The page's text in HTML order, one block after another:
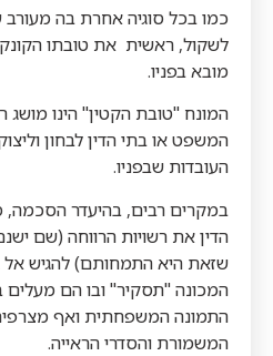
כמו בכל סוגיה אחרת בה מעורב
לשקול, ראשית את טובתו
מובא בפניו.
המונח "טובת הקטין" הינו
המשפט או בתי הדין לבחון
העובדות שבפניו.
במקרים רבים, בהיעדר
הדין את רשויות הרווחה (שם
שזאת היא התמחותם) להגיש
המכונה "תסקיר" ובו הם
התמונה המשפחתית ואף
המשמורת והסדרי הראייה.